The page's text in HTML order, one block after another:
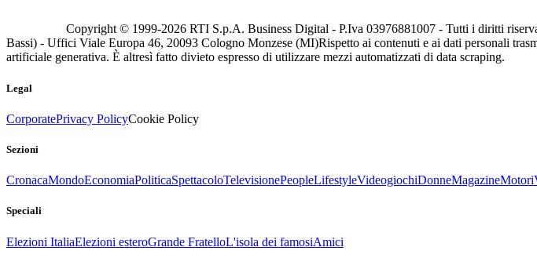
Copyright © 1999-2026 RTI S.p.A. Business Digital - P.Iva 03976881007 - Tutti i diritti
Bassi) - Uffici Viale Europa 46, 20093 Cologno Monzese (MI)Rispetto ai contenuti e ai dati personali
artificiale generativa. È altresì fatto divieto espresso di utilizzare mezzi automatizzati di data scraping.
Legal
CorporatePrivacy PolicyCookie Policy
Sezioni
CronacaMondoEconomiaPoliticaSpettacoloTelevisionePeopleLifestyleVideogiochiDonneMagazineMotori
Speciali
Elezioni ItaliaElezioni esteroGrande FratelloL'isola dei famosiAmici